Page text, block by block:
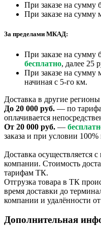
При заказе на сумму
При заказе на сумму
За пределами МКАД:
При заказе на сумму
бесплатно, далее 25
При заказе на сумму
начиная с 5-го км.
Доставка в другие
До 20 000 руб. — по
оплачивается
От 20 000 руб. —
заказа и при условии
Доставка осуществляется
компании. Стоимость
тарифам ТК.
Отгрузка товара в ТК
время доставки до
компании и удалённости
Дополнительная